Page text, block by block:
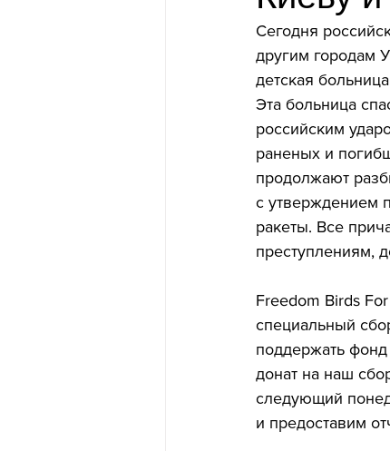
Сегодня
другим городам
детская
Эта больница
российским
раненых и
продолжают
с утверждением
ракеты. Все
преступлениям,
Freedom Birds
специальный
поддержать
донат на наш
следующий
и предоставим